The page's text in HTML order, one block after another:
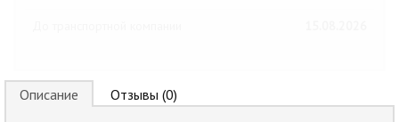
Описание Отзывы (0)